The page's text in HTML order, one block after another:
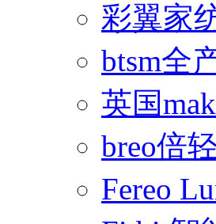
彩翼家
btsm全
英国
breo倍
Fereo